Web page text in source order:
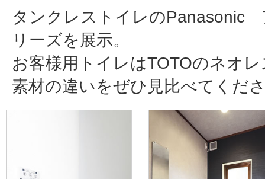
タンクレストイレのPanasonic
リーズを展示。
お客様用トイレはTOTOのネオ
素材の違いをぜひ見比べてくだ